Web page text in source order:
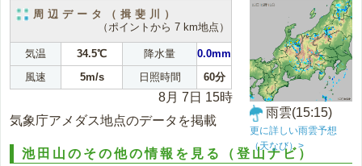
周辺データ（揖斐川）
（ポイントから 7 km地点）
気温 34.5℃ 降水量
0.0mm
風速
5m/s 日照時間 60分
8月 7日 15時
気象庁アメダス地点のデータを掲載
雨雲(15:15)
更に詳しい雨雲予想
（天なび）>
池田山のその他の情報を見る（登山ナビ）